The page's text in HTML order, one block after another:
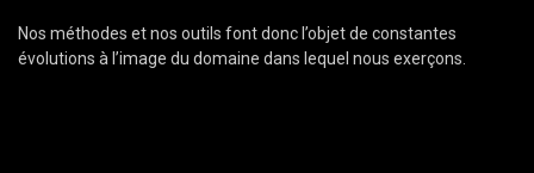
Nos méthodes et nos outils font donc l’objet de constantes
évolutions à l’image du domaine dans lequel nous exerçons.